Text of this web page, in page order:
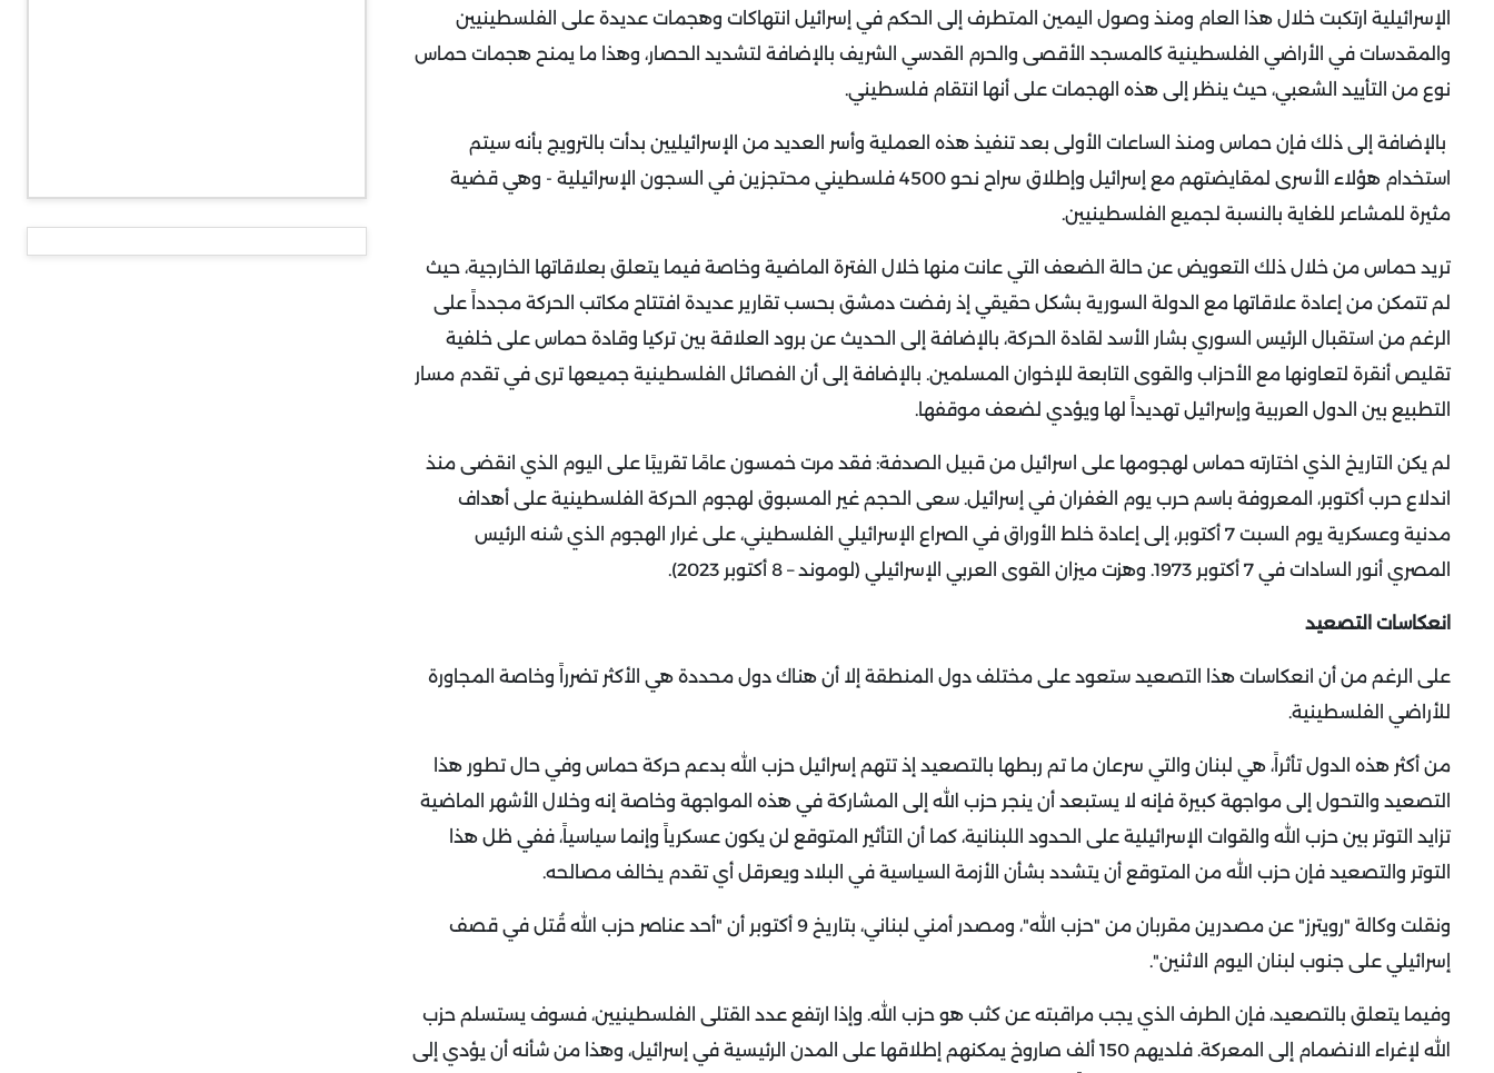
الإسرائيلية ارتكبت خلال هذا العام ومنذ وصول اليمين المتطرف إلى الحكم في إسرائيل انتهاكات وهجمات عديدة على الفلسطينيين
والمقدسات في الأراضي الفلسطينية كالمسجد الأقصى والحرم القدسي الشريف بالإضافة لتشديد الحصار، وهذا ما يمنح هجمات حماس
نوع من التأييد الشعبي، حيث ينظر إلى هذه الهجمات على أنها انتقام فلسطيني.
بالإضافة إلى ذلك فإن حماس ومنذ الساعات الأولى بعد تنفيذ هذه العملية وأسر العديد من الإسرائيليين بدأت بالترويج بأنه سيتم
استخدام هؤلاء الأسرى لمقايضتهم مع إسرائيل وإطلاق سراح نحو 4500 فلسطيني محتجزين في السجون الإسرائيلية - وهي قضية
مثيرة للمشاعر للغاية بالنسبة لجميع الفلسطينيين.
تريد حماس من خلال ذلك التعويض عن حالة الضعف التي عانت منها خلال الفترة الماضية وخاصة فيما يتعلق بعلاقاتها الخارجية، حيث
لم تتمكن من إعادة علاقاتها مع الدولة السورية بشكل حقيقي إذ رفضت دمشق بحسب تقارير عديدة افتتاح مكاتب الحركة مجدداً على
الرغم من استقبال الرئيس السوري بشار الأسد لقادة الحركة، بالإضافة إلى الحديث عن برود العلاقة بين تركيا وقادة حماس على خلفية
تقليص أنقرة لتعاونها مع الأحزاب والقوى التابعة للإخوان المسلمين. بالإضافة إلى أن الفصائل الفلسطينية جميعها ترى في تقدم مسار
التطبيع بين الدول العربية وإسرائيل تهديداً لها ويؤدي لضعف موقفها.
لم يكن التاريخ الذي اختارته حماس لهجومها على اسرائيل من قبيل الصدفة: فقد مرت خمسون عامًا تقريبًا على اليوم الذي انقضى منذ
اندلاع حرب أكتوبر، المعروفة باسم حرب يوم الغفران في إسرائيل. سعى الحجم غير المسبوق لهجوم الحركة الفلسطينية على أهداف
مدنية وعسكرية يوم السبت 7 أكتوبر، إلى إعادة خلط الأوراق في الصراع الإسرائيلي الفلسطيني، على غرار الهجوم الذي شنه الرئيس
المصري أنور السادات في 7 أكتوبر 1973. وهزت ميزان القوى العربي الإسرائيلي (لوموند – 8 أكتوبر 2023).
انعكاسات التصعيد
على الرغم من أن انعكاسات هذا التصعيد ستعود على مختلف دول المنطقة إلا أن هناك دول محددة هي الأكثر تضرراً وخاصة المجاورة
للأراضي الفلسطينية.
من أكثر هذه الدول تأثراً، هي لبنان والتي سرعان ما تم ربطها بالتصعيد إذ تتهم إسرائيل حزب الله بدعم حركة حماس وفي حال تطور هذا
التصعيد والتحول إلى مواجهة كبيرة فإنه لا يستبعد أن ينجر حزب الله إلى المشاركة في هذه المواجهة وخاصة إنه وخلال الأشهر الماضية
تزايد التوتر بين حزب الله والقوات الإسرائيلية على الحدود اللبنانية، كما أن التأثير المتوقع لن يكون عسكرياً وإنما سياسياً، ففي ظل هذا
التوتر والتصعيد فإن حزب الله من المتوقع أن يتشدد بشأن الأزمة السياسية في البلاد ويعرقل أي تقدم يخالف مصالحه.
ونقلت وكالة "رويترز" عن مصدرين مقربان من "حزب الله"، ومصدر أمني لبناني، بتاريخ 9 أكتوبر أن "أحد عناصر حزب الله قُتل في قصف
إسرائيلي على جنوب لبنان اليوم الاثنين".
وفيما يتعلق بالتصعيد، فإن الطرف الذي يجب مراقبته عن كثب هو حزب الله. وإذا ارتفع عدد القتلى الفلسطينيين، فسوف يستسلم حزب
الله لإغراء الانضمام إلى المعركة. فلديهم 150 ألف صاروخ يمكنهم إطلاقها على المدن الرئيسية في إسرائيل، وهذا من شأنه أن يؤدي إلى